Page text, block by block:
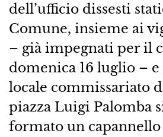
dell’ufficio dissesti
Comune, insieme ai
– già impegnati per il
domenica 16 luglio –
locale commissariato
piazza Luigi Palomba
formato un